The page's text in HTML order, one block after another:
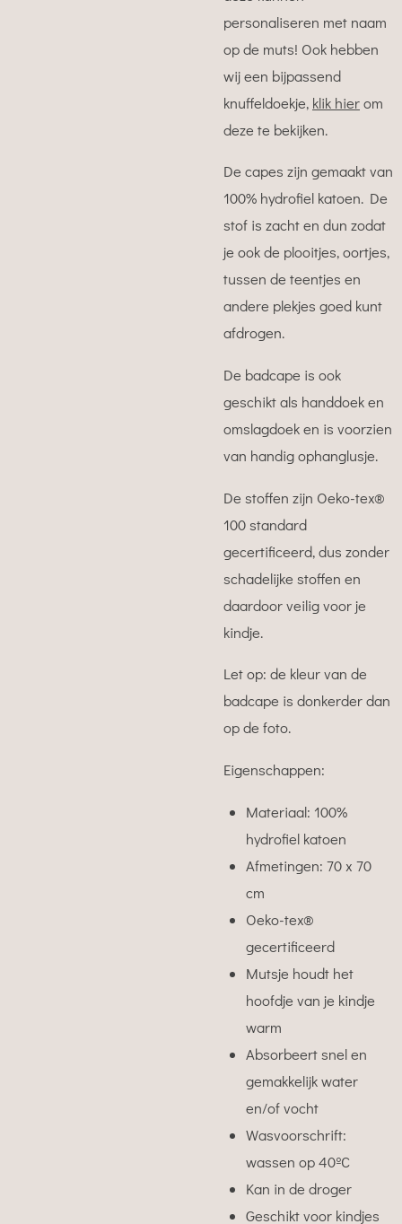
personaliseren met naam
op de muts! Ook hebben
wij een bijpassend
knuffeldoekje, klik hierom
deze te bekijken.
De capes zijn gemaakt van
100% hydrofiel katoen. De
stof is zacht en dun zodat
je ook de plooitjes, oortjes,
tussen de teentjes en
andere plekjes goed kunt
afdrogen.
De badcape is ook
geschikt als handdoek en
omslagdoek en is voorzien
van handig ophanglusje.
De stoffen zijn Oeko-tex®
100 standard
gecertificeerd, dus zonder
schadelijke stoffen en
daardoor veilig voor je
kindje.
Let op: de kleur van de
badcape is donkerder dan
op de foto.
Eigenschappen:
Materiaal: 100%
hydrofiel katoen
Afmetingen: 70 x 70
cm
Oeko-tex®
gecertificeerd
Mutsje houdt het
hoofdje van je kindje
warm
Absorbeert snel en
gemakkelijk water
en/of vocht
Wasvoorschrift:
wassen op 40ºC
Kan in de droger
Geschikt voor kindjes